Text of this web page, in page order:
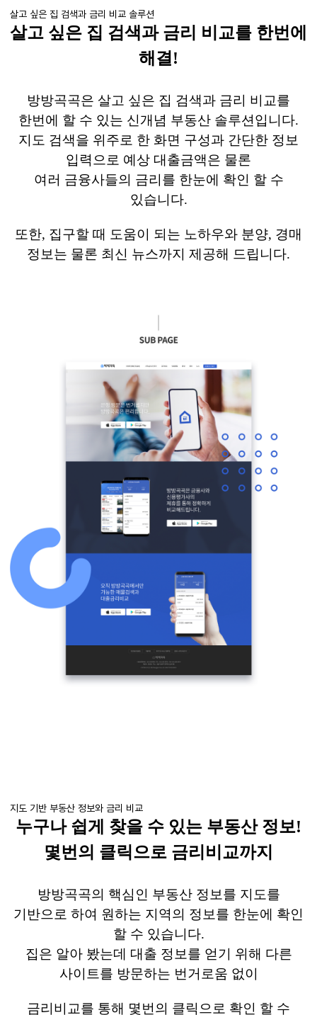
살고 싶은 집 검색과 금리 비교 솔루션
살고 싶은 집 검색과 금리 비교를 한번에
해결 !
방방곡곡은 살고 싶은 집 검색과 금리 비교를
한번에 할 수 있는 신개념 부동산 솔루션입니다.
지도 검색을 위주로 한 화면 구성과 간단한 정보
입력으로 예상 대출금액은 물론
여러 금융사들의 금리를 한눈에 확인 할 수
있습니다.
또한, 집구할 때 도움이 되는 노하우와 분양, 경매
정보는 물론 최신 뉴스까지 제공해 드립니다.
지도 기반 부동산 정보와 금리 비교
누구나 쉽게 찾을 수 있는 부동산 정보!
몇번의 클릭으로 금리비교까지
방방곡곡의 핵심인 부동산 정보를 지도를
기반으로 하여 원하는 지역의 정보를 한눈에 확인
할 수 있습니다.
집은 알아 봤는데 대출 정보를 얻기 위해 다른
사이트를 방문하는 번거로움 없이
금리비교를 통해 몇번의 클릭으로 확인 할 수